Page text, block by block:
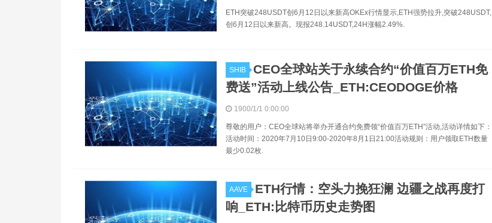
ETH突破248USDT创6月12日以来新高OKEx行情显示,ETH强势拉升,突破248USDT,
创6月12日以来新高。现报248.14USDT,24H涨幅2.49%.
SHIB
CEO全球站关于永续合约“价值百万ETH免
费送”活动上线公告_ETH:CEODOGE价格
1900/1/1 0:00:00
尊敬的用户：CEO全球站将举办开通合约免费领“价值百万ETH”活动,活动详情如下：
活动时间：2020年7月10日9:00-2020年8月1日21:00活动规则：用户领取ETH数量
最少0.02枚.
AAVE
ETH行情：空头力挽狂澜 边疆之战再度打
响_ETH:比特币历史走势图